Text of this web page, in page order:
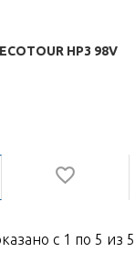
HP3 98V
с 1 по 5 из